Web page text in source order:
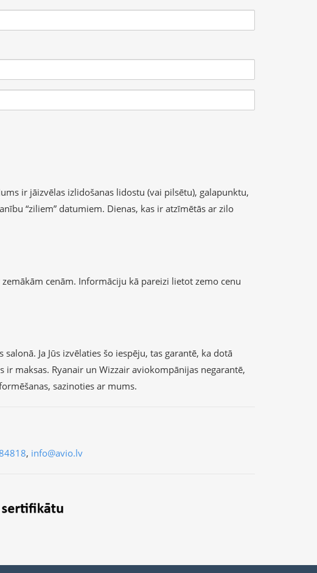
ir jāizvēlas izlidošanas lidostu (vai pilsētu), galapunktu,
“ziliem” datumiem. Dienas, kas ir atzīmētās ar zilo
cenām. Informāciju kā pareizi lietot zemo cenu
Ja Jūs izvēlaties šo iespēju, tas garantē, ka dotā
maksas. Ryanair un Wizzair aviokompānijas negarantē,
sazinoties ar mums.
, info@avio.lv